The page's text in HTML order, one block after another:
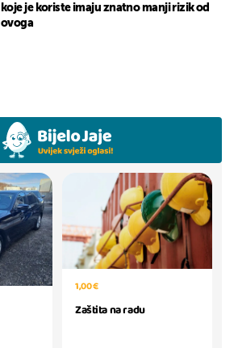
koje je koriste imaju znatno manji rizik od
ovoga
1,00 €
Zaštita na radu